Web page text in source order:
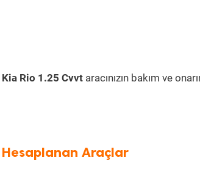
Rio 1.25 Cvvt aracınızın bakım ve
Hesaplanan Araçlar